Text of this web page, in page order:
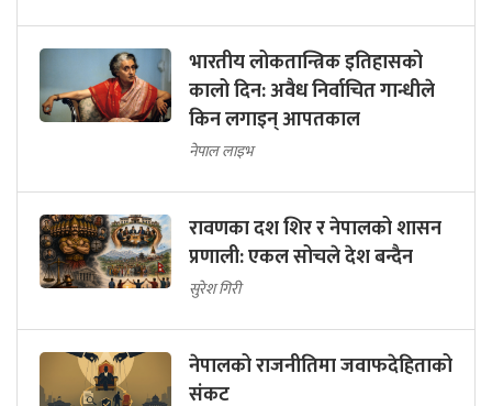
भारतीय लोकतान्त्रिक इतिहासको
कालो दिन: अवैध निर्वाचित गान्धीले
किन लगाइन् आपतकाल
नेपाल लाइभ
रावणका दश शिर र नेपालको शासन
प्रणाली: एकल सोचले देश बन्दैन
सुरेश गिरी
नेपालको राजनीतिमा जवाफदेहिताको
संकट